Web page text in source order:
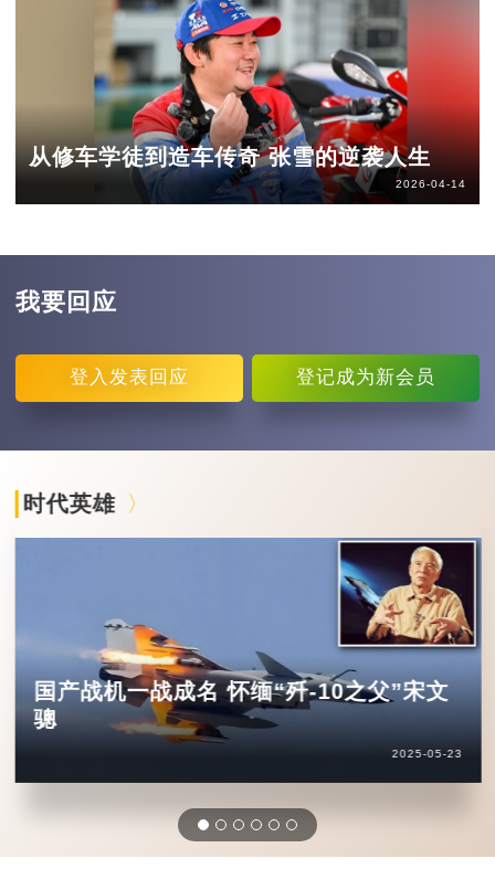
从修车学徒到造车传奇 张雪的逆袭人生
2026-04-14
我要回应
登入 发表回应 登记成为新会员
时代英雄
国产战机一战成名 怀缅“歼-10之父”宋文
骢
2025-05-23